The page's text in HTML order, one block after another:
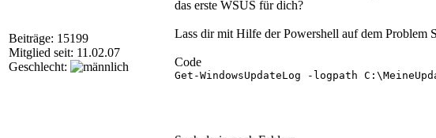
Beiträge: 15199
Mitglied seit: 11.02.07
Geschlecht:
das erste WSUS für dich?
Lass dir mit Hilfe der Powershell auf dem Problem
Code
Get-WindowsUpdateLog -logpath